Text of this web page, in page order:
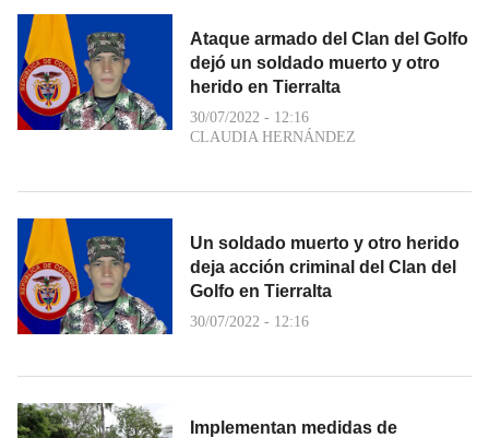
Ataque armado del Clan del Golfo
dejó un soldado muerto y otro
herido en Tierralta
30/07/2022 - 12:16
CLAUDIA HERNÁNDEZ
Un soldado muerto y otro herido
deja acción criminal del Clan del
Golfo en Tierralta
30/07/2022 - 12:16
Implementan medidas de